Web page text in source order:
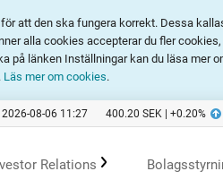
att den ska fungera korrekt. Dessa
alla cookies accepterar du fler
på länken Inställningar kan du läsa mer
Läs mer om cookies.
2026-08-06 11:27 400.20 SEK | +0.20%
Relations